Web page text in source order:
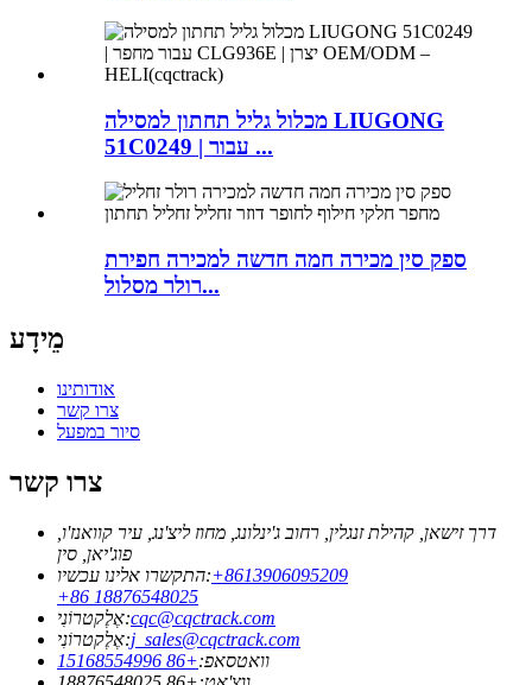
מכלול גליל תחתון למסילה LIUGONG
51C0249 | עבור ...
ספק סין מכירה חמה חדשה למכירה חפירת
רולר מסלול...
מֵידָע
אודותינו
צרו קשר
סיור במפעל
צרו קשר
דרך זישאן, קהילת זנגלין, רחוב ג'ינלונג, מחוז ליצ'נג, עיר קוואנז'ו,
פוג'יאן, סין
התקשרו אלינו עכשיו:‎+8613906095209
+86 18876548025
אֶלֶקטרוֹנִי:cqc@cqctrack.com
אֶלֶקטרוֹנִי:j_sales@cqctrack.com
וואטסאפ:+86 15168554996